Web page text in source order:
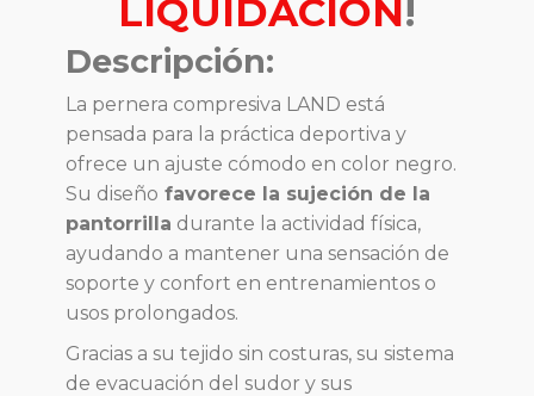
LIQUIDACIÓN!
Descripción:
La pernera compresiva LAND está
pensada para la práctica deportiva y
ofrece un ajuste cómodo en color negro.
Su diseño favorece la sujeción de la
pantorrilla durante la actividad física,
ayudando a mantener una sensación de
soporte y confort en entrenamientos o
usos prolongados.
Gracias a su tejido sin costuras, su sistema
de evacuación del sudor y sus